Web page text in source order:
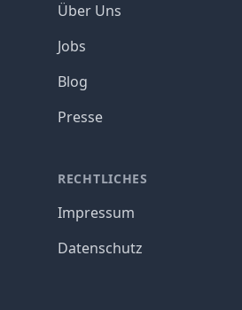
Über Uns
Jobs
Blog
Presse
RECHTLICHES
Impressum
Datenschutz